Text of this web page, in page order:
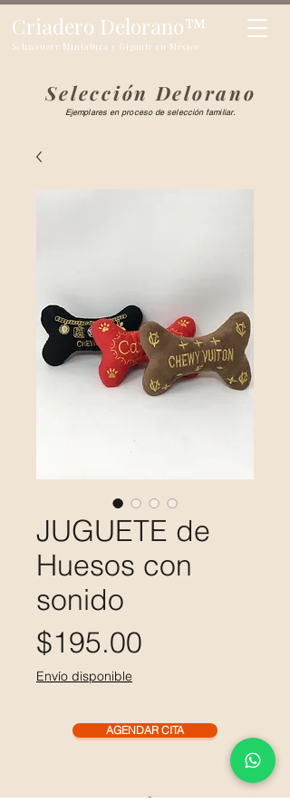
Criadero Delorano™
Schnauzer Miniatura y Gigante en México
Selección Delorano
Ejemplares en proceso de selección familiar.
JUGUETE de
Huesos con
sonido
$195.00
Envío disponible
AGENDAR CITA